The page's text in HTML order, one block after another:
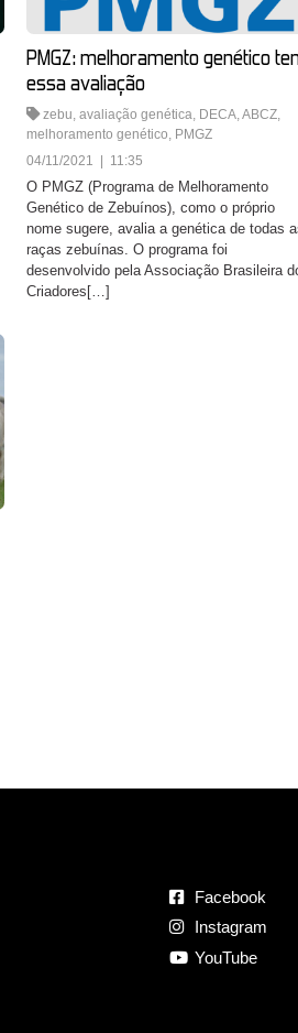
PMGZ: melhoramento genético
essa avaliação
zebu, avaliação genética, DECA,ABCZ,
melhoramento genético, PMGZ
04/11/2021 | 11:35
O PMGZ (Programa de Melhoramento
Genético de Zebuínos), como o próprio
nome sugere, avalia a genética de todas
raças zebuínas. O programa foi
desenvolvido pela Associação Brasileira
Criadores[…]
Facebook
Instagram
YouTube